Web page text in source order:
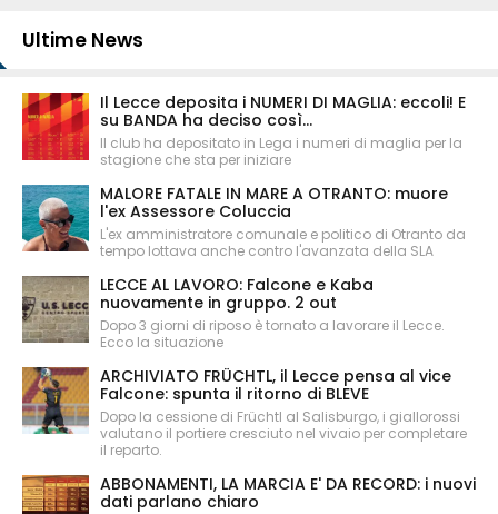
Ultime News
Il Lecce deposita i NUMERI DI MAGLIA: eccoli! E
su BANDA ha deciso così...
Il club ha depositato in Lega i numeri di maglia per la
stagione che sta per iniziare
MALORE FATALE IN MARE A OTRANTO: muore
l'ex Assessore Coluccia
L'ex amministratore comunale e politico di Otranto da
tempo lottava anche contro l'avanzata della SLA
LECCE AL LAVORO: Falcone e Kaba
nuovamente in gruppo. 2 out
Dopo 3 giorni di riposo è tornato a lavorare il Lecce.
Ecco la situazione
ARCHIVIATO FRÜCHTL, il Lecce pensa al vice
Falcone: spunta il ritorno di BLEVE
Dopo la cessione di Früchtl al Salisburgo, i giallorossi
valutano il portiere cresciuto nel vivaio per completare
il reparto.
ABBONAMENTI, LA MARCIA E' DA RECORD: i nuovi
dati parlano chiaro